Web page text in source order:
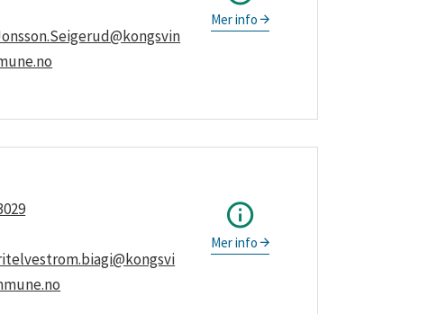
Mer info
Mer info